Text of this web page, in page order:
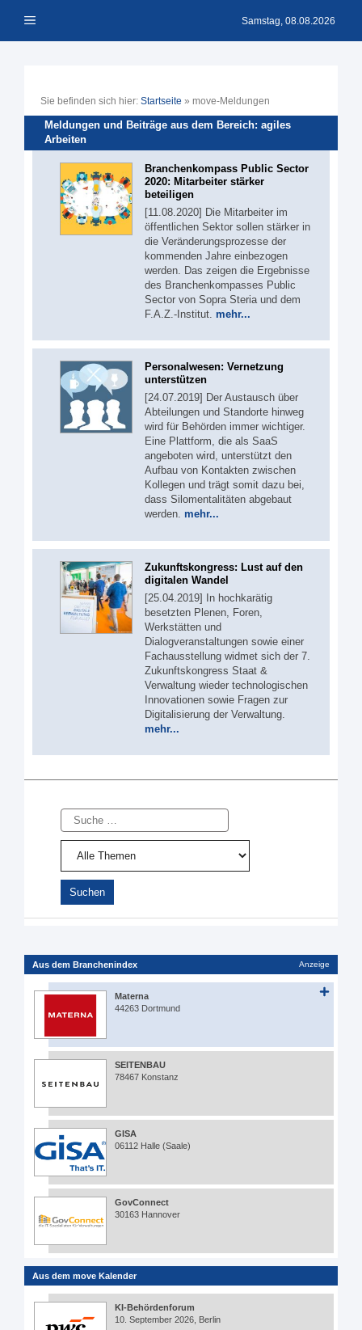
Inhalt Menü Samstag, 08.08.2026
Sie befinden sich hier: Startseite » move-Meldungen
Meldungen und Beiträge aus dem Bereich: agiles
Arbeiten
Branchenkompass Public Sector
2020: Mitarbeiter stärker
beteiligen
[11.08.2020] Die Mitarbeiter im
öffentlichen Sektor sollen stärker in
die Veränderungsprozesse der
kommenden Jahre einbezogen
werden. Das zeigen die Ergebnisse
des Branchenkompasses Public
Sector von Sopra Steria und dem
F.A.Z.-Institut. mehr...
Personalwesen: Vernetzung
unterstützen
[24.07.2019] Der Austausch über
Abteilungen und Standorte hinweg
wird für Behörden immer wichtiger.
Eine Plattform, die als SaaS
angeboten wird, unterstützt den
Aufbau von Kontakten zwischen
Kollegen und trägt somit dazu bei,
dass Silomentalitäten abgebaut
werden. mehr...
Zukunftskongress: Lust auf den
digitalen Wandel
[25.04.2019] In hochkarätig
besetzten Plenen, Foren,
Werkstätten und
Dialogveranstaltungen sowie einer
Fachausstellung widmet sich der 7.
Zukunftskongress Staat &
Verwaltung wieder technologischen
Innovationen sowie Fragen zur
Digitalisierung der Verwaltung.
mehr...
Suche
Aus dem Branchenindex Anzeige
Materna
44263 Dortmund
SEITENBAU
78467 Konstanz
GISA
06112 Halle (Saale)
GovConnect
30163 Hannover
Aus dem move Kalender
KI-Behördenforum
10. September 2026, Berlin